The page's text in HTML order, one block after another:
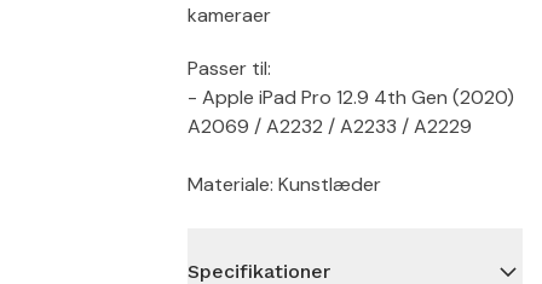
kameraer
Passer til:
- Apple iPad Pro 12.9 4th Gen (2020)
A2069 / A2232 / A2233 / A2229
Materiale: Kunstlæder
Specifikationer